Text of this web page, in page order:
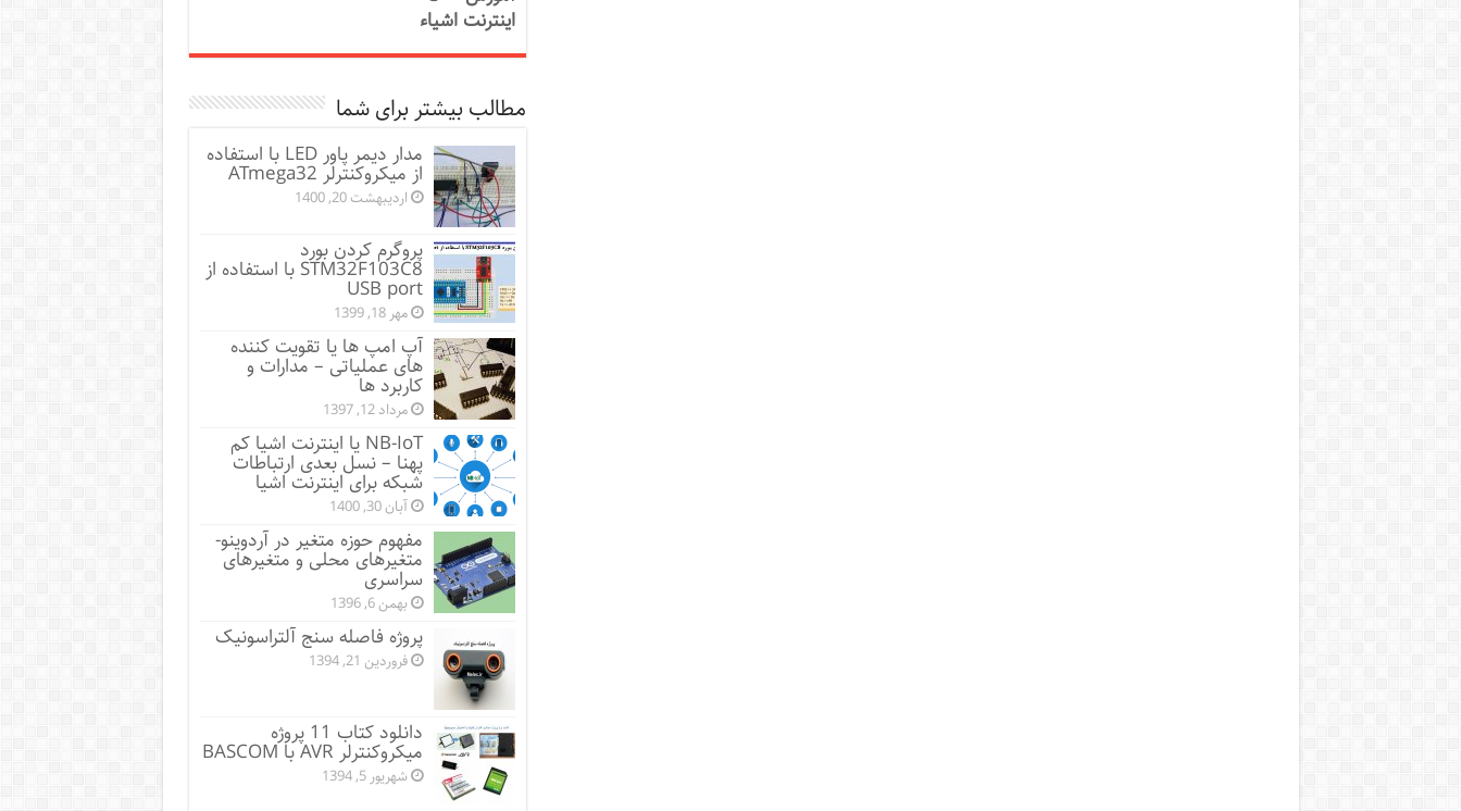
اینترنت اشیاء
مطالب بیشتر برای شما
مدار دیمر پاور LED با استفاده
از میکروکنترلر ATmega32
اردیبهشت 20, 1400
پروگرم کردن بورد
STM32F103C8 با استفاده از
USB port
مهر 18, 1399
آپ امپ ها یا تقویت کننده
های عملیاتی – مدارات و
کاربرد ها
مرداد 12, 1397
NB-IoT یا اینترنت اشیا کم
پهنا – نسل بعدی ارتباطات
شبکه برای اینترنت اشیا
آبان 30, 1400
مفهوم حوزه متغیر در آردوینو-
متغیرهای محلی و متغیرهای
سراسری
بهمن 6, 1396
پروژه فاصله سنج آلتراسونیک
فروردین 21, 1394
دانلود کتاب 11 پروژه
میکروکنترلر AVR با BASCOM
شهریور 5, 1394